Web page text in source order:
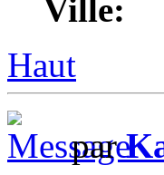
Ville:
Haut
par